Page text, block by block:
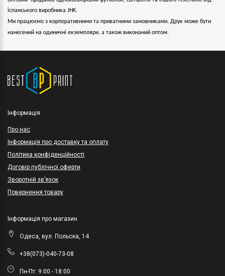
іспанського виробника JHK.
Ми працюємо з корпоративними та приватними замовниками. Друк може бути
нанесений на одиничні екземпляри, а також виконаний оптом.
Інформація
Про нас
Інформація про доставку та оплату
Політика конфіденційності
Договір публічної оферти
Зворотній зв’язок
Повернення товару
Інформація про магазин
Одеса, вул. Польска, 14
+38(073)-040-73-08
Пн-Пт: 9:00 - 18:00